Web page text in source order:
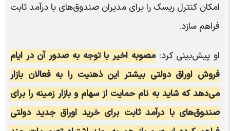
امکان کنترل ریسک را برای مدیران صندوق‌های با درآمد ثابت
فراهم سازد.
او پیش‌بینی کرد:مصوبه اخیر با توجه به صدور آن در ایام
فروش اوراق دولتی بیشتر این ذهنیت را به فعالان بازار
می‌دهد که شاید به نام حمایت از سهام و بازار زمینه را برای
صندوق‌های با درآمد ثابت برای خرید اوراق جدید دولتی